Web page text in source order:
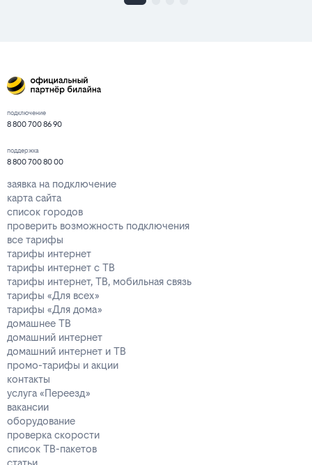
подключение
8 800 700 86 90
поддержка
8 800 700 80 00
заявка на подключение
карта сайта
список городов
проверить возможность подключения
все тарифы
тарифы интернет
тарифы интернет с ТВ
тарифы интернет, ТВ, мобильная связь
тарифы «Для всех»
тарифы «Для дома»
домашнее ТВ
домашний интернет
домашний интернет и ТВ
промо-тарифы и акции
контакты
услуга «Переезд»
вакансии
оборудование
проверка скорости
список ТВ-пакетов